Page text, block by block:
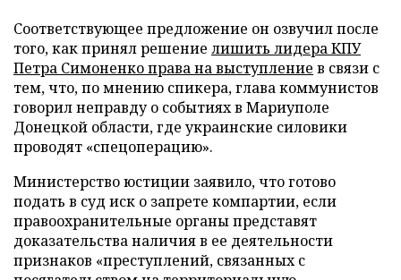
Соответствующее предложение он озвучил после
того, как принял решение лишить лидера КПУ
Петра Симоненко права на выступление в связи с
тем, что, по мнению спикера, глава коммунистов
говорил неправду о событиях в Мариуполе
Донецкой области, где украинские силовики
проводят «спецоперацию».
Министерство юстиции заявило, что готово
подать в суд иск о запрете компартии, если
правоохранительные органы представят
доказательства наличия в ее деятельности
признаков «преступлений, связанных с